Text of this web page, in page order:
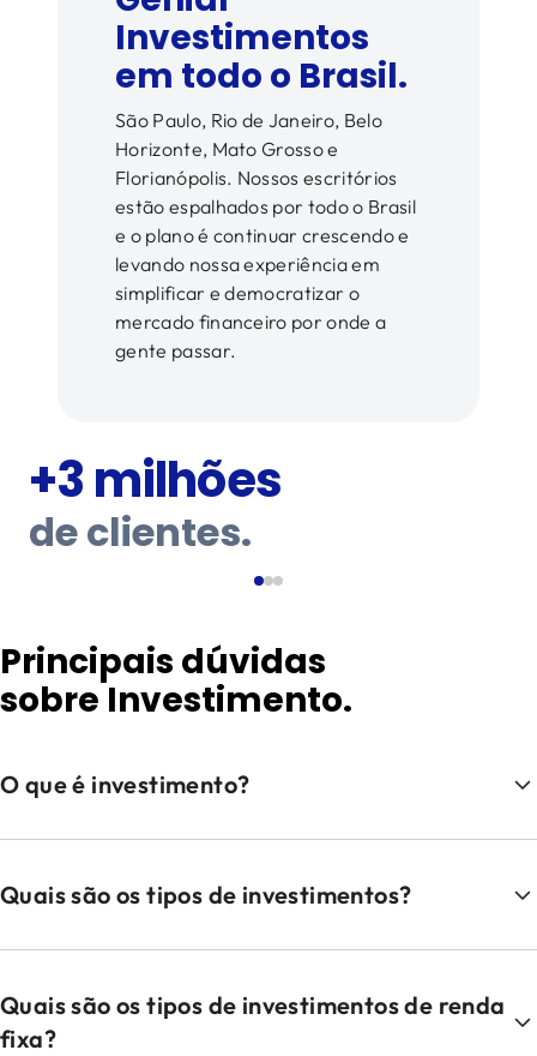
Investimentos
em todo o Brasil.
São Paulo, Rio de Janeiro, Belo
Horizonte, Mato Grosso e
Florianópolis. Nossos escritórios
estão espalhados por todo o Brasil
e o plano é continuar crescendo e
levando nossa experiência em
simplificar e democratizar o
mercado financeiro por onde a
gente passar.
+3 milhões
de clientes.
Principais dúvidas
sobre Investimento.
O que é investimento?
Quais são os tipos de investimentos?
Quais são os tipos de investimentos de renda
fixa?